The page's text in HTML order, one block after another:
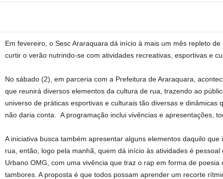
Em fevereiro, o Sesc Araraquara dá início à mais um mês repleto
curtir o verão nutrindo-se com atividades recreativas, esportivas e
No sábado (2), em parceria com a Prefeitura de Araraquara,
que reunirá diversos elementos da cultura de rua, trazendo ao
universo de práticas esportivas e culturais tão diversas e dinâmicas
não daria conta
A programação inclui vivências e apresentações,
A iniciativa busca também apresentar alguns elementos daquilo
rua, então, logo pela manhã, quem dá início às atividades é
Urbano OMG, com uma vivência que traz o rap em forma de
tambores. A proposta é que todos possam aprender um recorte